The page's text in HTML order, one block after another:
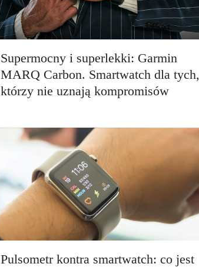
Supermocny i superlekki: Garmin
MARQ Carbon. Smartwatch dla tych,
którzy nie uznają kompromisów
Pulsometr kontra smartwatch: co jest